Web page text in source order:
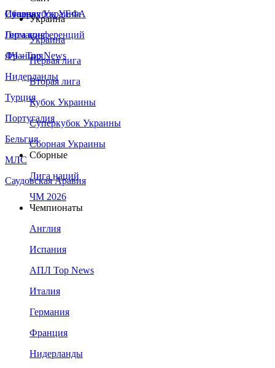
Сборная Украины
Италия
Германия
Франция
Нидерланды
Турция
Португалия
Бельгия
МЛС
Саудовская Аравия
Суперкубок УЕФА
Лига конференций
ЛЧ - Top News
Украина
Украина
Первая лига
Вторая лига
Кубок Украины
Суперкубок Украины
Сборная Украины
Сборные
Лига наций
ЧМ 2026
Чемпионаты
Англия
Испания
АПЛ Top News
Италия
Германия
Франция
Нидерланды